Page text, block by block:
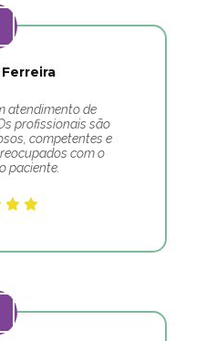
atendimento de
profissionais são
competentes e
com o
paciente.